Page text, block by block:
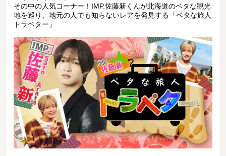
その中の人気コーナー！IMP.佐藤新くんが北海道のベタな観光
地を巡り、地元の人でも知らないレアを発見する「ベタな旅人
トラベター」